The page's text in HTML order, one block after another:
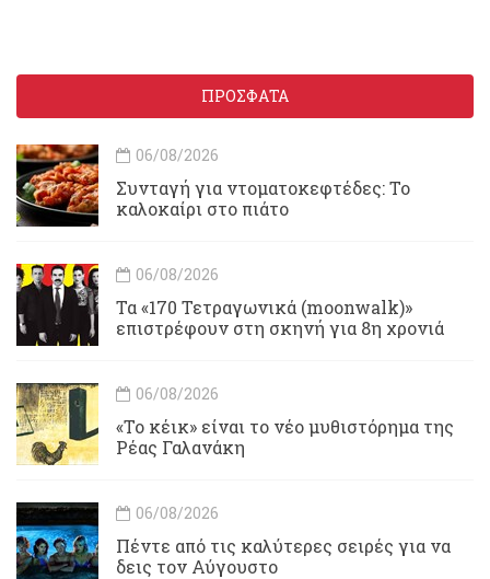
ΠΡΟΣΦΑΤΑ
06/08/2026
Συνταγή για ντοματοκεφτέδες: Το
καλοκαίρι στο πιάτο
06/08/2026
Τα «170 Τετραγωνικά (moonwalk)»
επιστρέφουν στη σκηνή για 8η χρονιά
06/08/2026
«Το κέικ» είναι το νέο μυθιστόρημα της
Ρέας Γαλανάκη
06/08/2026
Πέντε από τις καλύτερες σειρές για να
δεις τον Αύγουστο